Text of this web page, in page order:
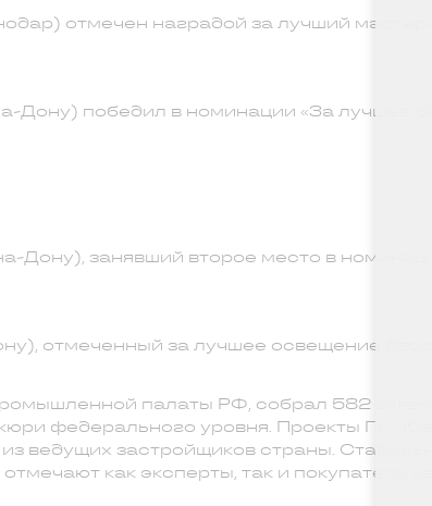
отмечен наградой за лучший
Дону) победил в номинации «За лучшее
Дону), занявший второе место в
отмеченный за лучшее освещение
палаты РФ, собрал 582
федерального уровня. Проекты ГК
ведущих застройщиков страны.
как эксперты, так и покупатели